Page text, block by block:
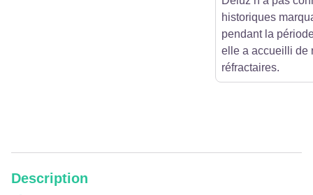
historiques
pendant la
elle a accueilli de
réfractaires.
Description